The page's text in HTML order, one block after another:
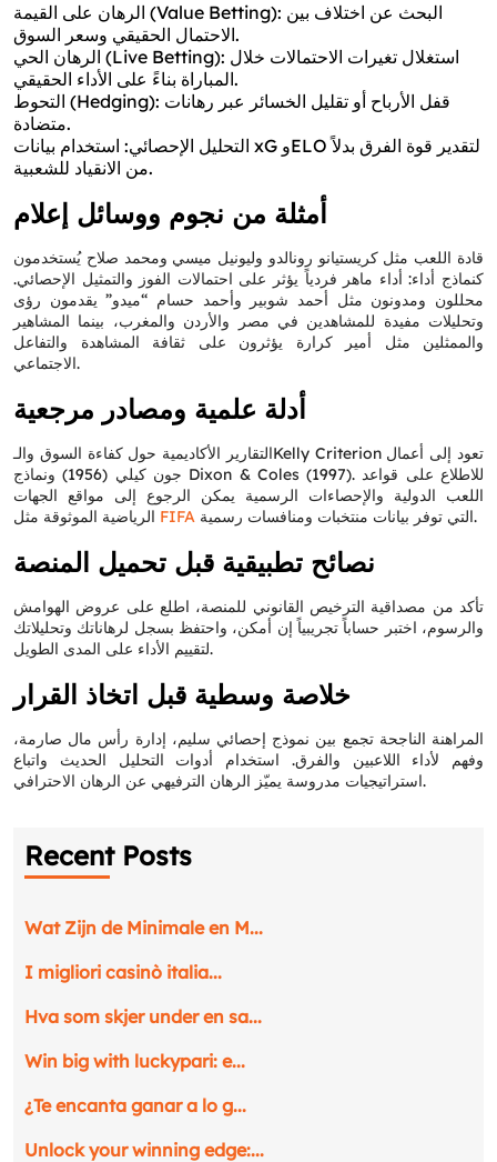
Request a CallBack
Name*
Email*
الرهان على القيمة (Value Betting): البحث عن اختلاف بين
الاحتمال الحقيقي وسعر السوق.
الرهان الحي (Live Betting): استغلال تغيرات الاحتمالات خلال
المباراة بناءً على الأداء الحقيقي.
التحوط (Hedging): قفل الأرباح أو تقليل الخسائر عبر رهانات
متضادة.
التحليل الإحصائي: استخدام بيانات xG وELO لتقدير قوة الفرق بدلاً
من الانقياد للشعبية.
أمثلة من نجوم ووسائل إعلام
قادة اللعب مثل كريستيانو رونالدو وليونيل ميسي ومحمد صلاح يُستخدمون
كنماذج أداء: أداء ماهر فردياً يؤثر على احتمالات الفوز والتمثيل الإحصائي.
محللون ومدونون مثل أحمد شوبير وأحمد حسام “ميدو” يقدمون رؤى
وتحليلات مفيدة للمشاهدين في مصر والأردن والمغرب، بينما المشاهير
والممثلين مثل أمير كرارة يؤثرون على ثقافة المشاهدة والتفاعل
الاجتماعي.
أدلة علمية ومصادر مرجعية
التقارير الأكاديمية حول كفاءة السوق والـKelly Criterion تعود إلى أعمال
جون كيلي (1956) ونماذج Dixon & Coles (1997). للاطلاع على قواعد
اللعب الدولية والإحصاءات الرسمية يمكن الرجوع إلى مواقع الجهات
FIFA التي توفر بيانات منتخبات ومنافسات رسمية.
نصائح تطبيقية قبل تحميل المنصة
تأكد من مصداقية الترخيص القانوني للمنصة، اطلع على عروض الهوامش
والرسوم، اختبر حساباً تجريبياً إن أمكن، واحتفظ بسجل لرهاناتك وتحليلاتك
لتقييم الأداء على المدى الطويل.
خلاصة وسطية قبل اتخاذ القرار
المراهنة الناجحة تجمع بين نموذج إحصائي سليم، إدارة رأس مال صارمة،
وفهم لأداء اللاعبين والفرق. استخدام أدوات التحليل الحديث واتباع
استراتيجيات مدروسة يميّز الرهان الترفيهي عن الرهان الاحترافي.
Recent Posts
Wat Zijn de Minimale en M...
I migliori casinò italia...
Hva som skjer under en sa...
Win big with luckypari: e...
¿Te encanta ganar a lo g...
Unlock your winning edge:...